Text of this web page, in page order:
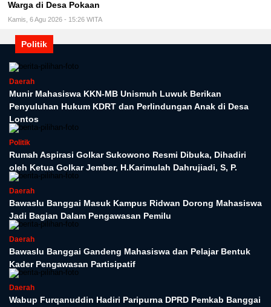
Warga di Desa Pokaan
Kamis, 6 Agu 2026 - 15:26 WITA
Politik
Daerah
Munir Mahasiswa KKN-MB Unismuh Luwuk Berikan
Penyuluhan Hukum KDRT dan Perlindungan Anak di Desa
Lontos
Politik
Rumah Aspirasi Golkar Sukowono Resmi Dibuka, Dihadiri
oleh Ketua Golkar Jember, H.Karimulah Dahrujiadi, S, P.
Daerah
Bawaslu Banggai Masuk Kampus Ridwan Dorong Mahasiswa
Jadi Bagian Dalam Pengawasan Pemilu
Daerah
Bawaslu Banggai Gandeng Mahasiswa dan Pelajar Bentuk
Kader Pengawasan Partisipatif
Daerah
Wabup Furqanuddin Hadiri Paripurna DPRD Pemkab Banggai